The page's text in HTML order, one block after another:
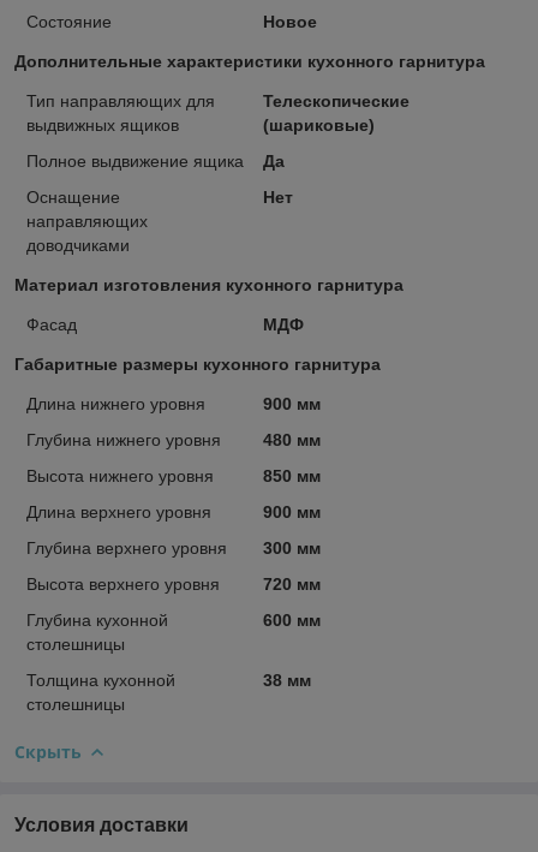
Состояние Новое
Дополнительные характеристики кухонного гарнитура
Тип направляющих для
выдвижных ящиков
Телескопические
(шариковые)
Полное выдвижение ящика
Да
Оснащение
направляющих
доводчиками
Нет
Материал изготовления кухонного гарнитура
Фасад МДФ
Габаритные размеры кухонного гарнитура
Длина нижнего уровня
900 мм
Глубина нижнего уровня
480 мм
Высота нижнего уровня
850 мм
Длина верхнего уровня
900 мм
Глубина верхнего уровня
300 мм
Высота верхнего уровня
720 мм
Глубина кухонной
столешницы
600 мм
Толщина кухонной
столешницы
38 мм
Скрыть
Условия доставки